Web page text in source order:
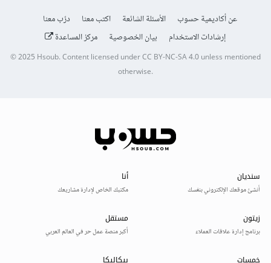
عن أكاديمية حسوب الأسئلة الشائعة اكتب معنا
درّب معنا
إرشادات الاستخدام
بيان الخصوصية مركز المساعدة
© 2025 Hsoub.Content licensed underCC BY-NC-SA 4.0unless mentioned
otherwise.